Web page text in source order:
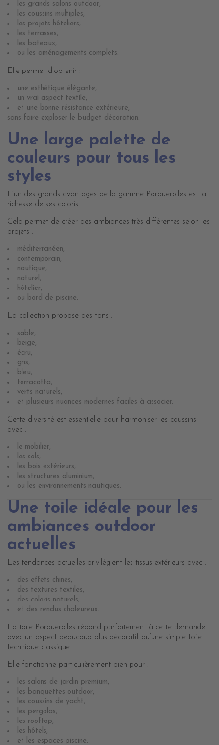
les grands salons outdoor,
les coussins multiples,
les projets hôteliers,
les terrasses,
les bateaux,
ou les aménagements complets.
Elle permet d’obtenir :
une esthétique élégante,
un vrai aspect textile,
et une bonne résistance extérieure,
sans faire exploser le budget décoration.
Une large palette de
couleurs pour tous les
styles
L’un des grands avantages de la gamme Porquerolles est la
richesse de ses coloris.
Cela permet de créer des ambiances très différentes selon les
projets :
méditerranéen,
contemporain,
nautique,
naturel,
hôtelier,
ou bord de piscine.
La collection propose des tons :
sable,
beige,
écru,
gris,
bleu,
terracotta,
verts naturels,
et plusieurs nuances modernes faciles à associer.
Cette diversité est essentielle pour harmoniser les coussins
avec :
le mobilier,
les sols,
les bois extérieurs,
les structures aluminium,
ou les environnements nautiques.
Une toile idéale pour les
ambiances outdoor
actuelles
Les tendances actuelles privilégient les tissus extérieurs avec :
des effets chinés,
des textures textiles,
des coloris naturels,
et des rendus chaleureux.
La toile Porquerolles répond parfaitement à cette demande
avec un aspect beaucoup plus décoratif qu’une simple toile
technique classique.
Elle fonctionne particulièrement bien pour :
les salons de jardin premium,
les banquettes outdoor,
les coussins de yacht,
les pergolas,
les rooftop,
les hôtels,
et les espaces piscine.